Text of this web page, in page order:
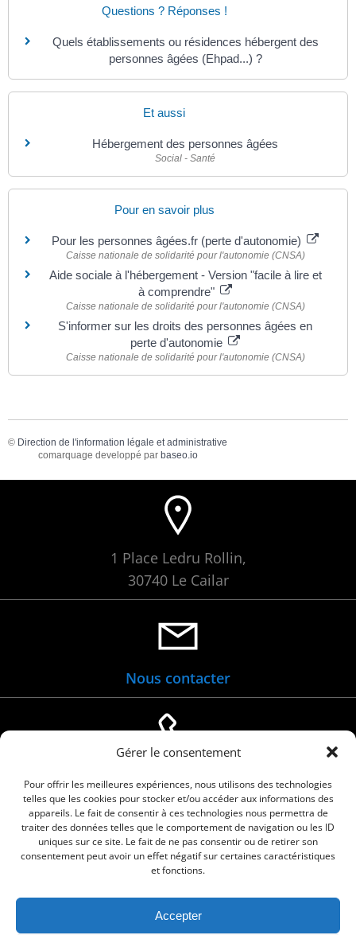
Gérer le consentement
Pour offrir les meilleures expériences, nous utilisons des technologies
telles que les cookies pour stocker et/ou accéder aux informations des
appareils. Le fait de consentir à ces technologies nous permettra de
traiter des données telles que le comportement de navigation ou les ID
uniques sur ce site. Le fait de ne pas consentir ou de retirer son
consentement peut avoir un effet négatif sur certaines caractéristiques
et fonctions.
Accepter
Questions ? Réponses !
Quels établissements ou résidences hébergent des
personnes âgées (Ehpad...) ?
Et aussi
Hébergement des personnes âgées
Social - Santé
Pour en savoir plus
Pour les personnes âgées.fr (perte d'autonomie)
Caisse nationale de solidarité pour l'autonomie (CNSA)
Aide sociale à l'hébergement - Version "facile à lire et
à comprendre"
Caisse nationale de solidarité pour l'autonomie (CNSA)
S'informer sur les droits des personnes âgées en
perte d'autonomie
Caisse nationale de solidarité pour l'autonomie (CNSA)
© Direction de l'information légale et administrative
comarquage developpé par baseo.io
1 Place Ledru Rollin,
30740 Le Cailar
Nous contacter
04 66 88 01 05